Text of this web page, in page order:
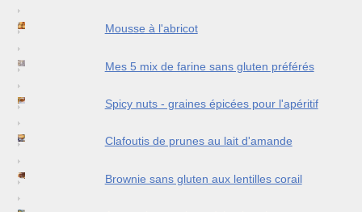
Mousse à l'abricot
Mes 5 mix de farine sans gluten préférés
Spicy nuts - graines épicées pour l'apéritif
Clafoutis de prunes au lait d'amande
Brownie sans gluten aux lentilles corail